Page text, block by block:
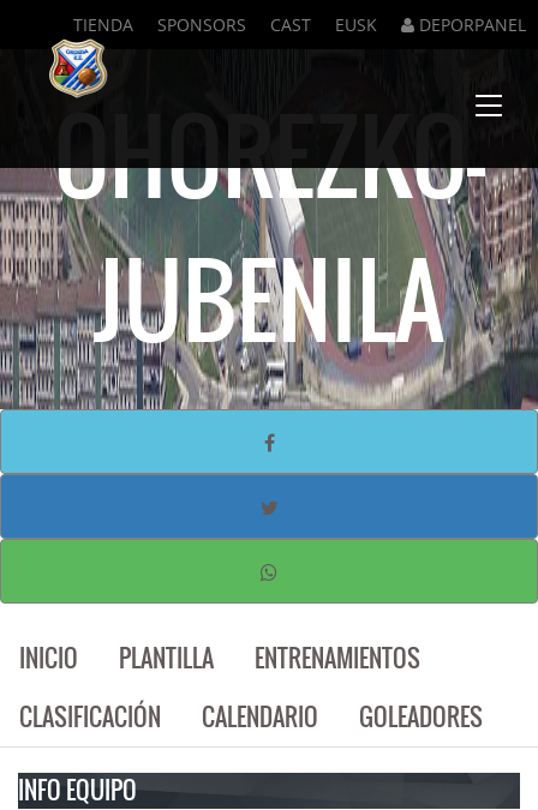
TIENDA SPONSORS CAST EUSK DEPORPANEL
Menu
OHOREZKO-
JUBENILA
INICIO PLANTILLA
ENTRENAMIENTOS
CLASIFICACIÓN
CALENDARIO
GOLEADORES
INFO EQUIPO